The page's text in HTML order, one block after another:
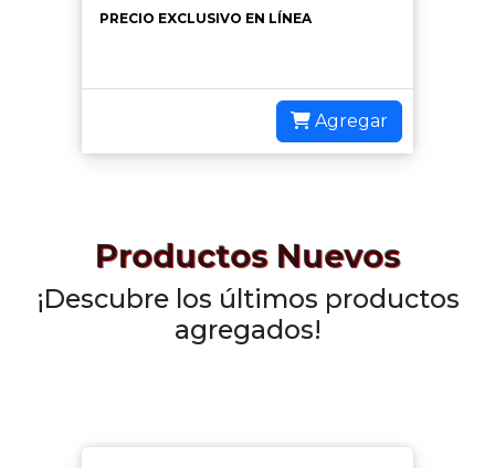
PRECIO EXCLUSIVO EN LÍNEA
Agregar
Productos Nuevos
¡Descubre los últimos productos
agregados!